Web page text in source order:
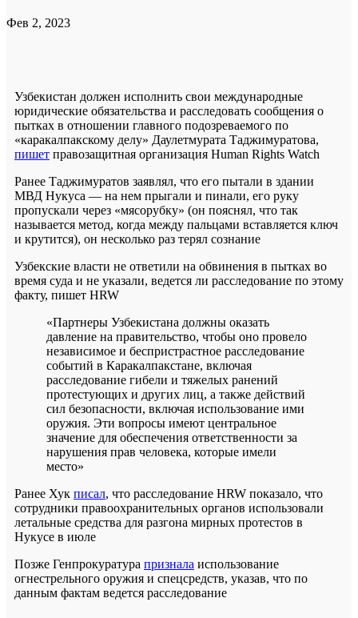
Фев 2, 2023
Узбекистан должен исполнить свои международные
юридические обязательства и расследовать сообщения о
пытках в отношении главного подозреваемого по
«каракалпакскому делу» Даулетмурата Таджимуратова,
пишет правозащитная организация Human Rights Watch
Ранее Таджимуратов заявлял, что его пытали в здании
МВД Нукуса — на нем прыгали и пинали, его руку
пропускали через «мясорубку» (он пояснял, что так
называется метод, когда между пальцами вставляется ключ
и крутится), он несколько раз терял сознание
Узбекские власти не ответили на обвинения в пытках во
время суда и не указали, ведется ли расследование по этому
факту, пишет HRW
«Партнеры Узбекистана должны оказать
давление на правительство, чтобы оно провело
независимое и беспристрастное расследование
событий в Каракалпакстане, включая
расследование гибели и тяжелых ранений
протестующих и других лиц, а также действий
сил безопасности, включая использование ими
оружия. Эти вопросы имеют центральное
значение для обеспечения ответственности за
нарушения прав человека, которые имели
место»
Ранее Хук писал, что расследование HRW показало, что
сотрудники правоохранительных органов использовали
летальные средства для разгона мирных протестов в
Нукусе в июле
Позже Генпрокуратура признала использование
огнестрельного оружия и спецсредств, указав, что по
данным фактам ведется расследование